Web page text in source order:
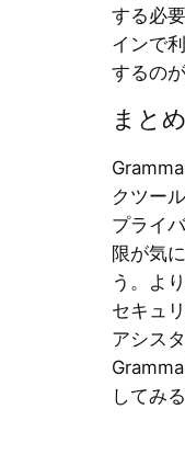
する必
インで
するの
まとめ
クツー
プライ
限が気
う。よ
セキュ
アシス
してみ